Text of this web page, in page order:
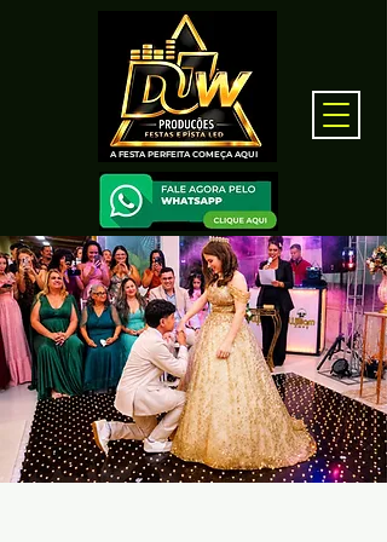
A FESTA PERFEITA COMEÇA AQUI